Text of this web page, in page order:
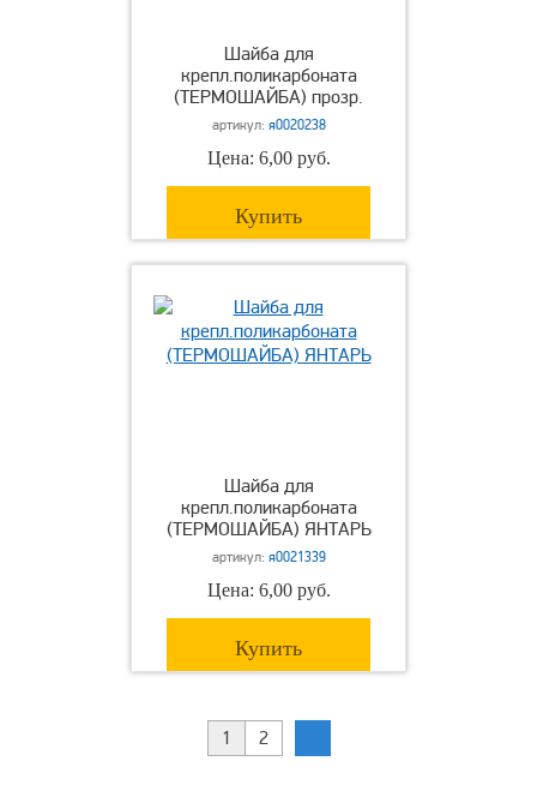
Шайба для
крепл.поликарбоната
(ТЕРМОШАЙБА) прозр.
артикул: я0020238
Цена: 6,00 руб.
Купить
Шайба для
крепл.поликарбоната
(ТЕРМОШАЙБА) ЯНТАРЬ
артикул: я0021339
Цена: 6,00 руб.
Купить
1 2